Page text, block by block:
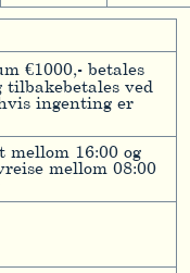
€1000,- betales
tilbakebetales ved
ingenting er
mellom 16:00 og
mellom 08:00